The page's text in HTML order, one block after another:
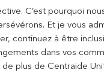
C’est pourquoi
Et je vous
continuez à être
dans vos
plus de Centraide